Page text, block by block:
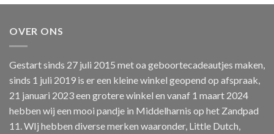
€39,99
OVER ONS
Gestart sinds 27 juli 2015 met oa geboortecadeautjes maken,
sinds 1 juli 2019 is er een kleine winkel geopend op afspraak,
21 januari 2023 een grotere winkel en vanaf 1 maart 2024
hebben wij een mooi pandje in Middelharnis op het Zandpad
11. WIj hebben diverse merken waaronder, Little Dutch,